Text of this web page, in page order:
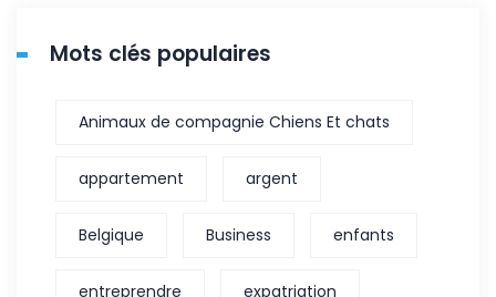
Mots clés populaires
Animaux de compagnie Chiens Et chats
appartement argent
Belgique Business enfants
entreprendre expatriation